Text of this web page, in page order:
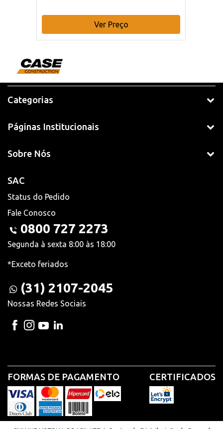
Ver Preço
Categorias
Páginas Institucionais
Sobre Nós
SAC
Status do Pedido
Fale Conosco
0800 727 2273
Segunda à sexta 8:00 às 18:00
*Exceto feriados
(31) 2107-2045
Nossas Redes Sociais
FORMAS DE PAGAMENTO CERTIFICADOS